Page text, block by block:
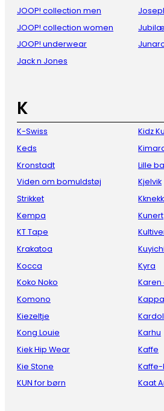
JOOP! collection men
JOOP! collection women
JOOP! underwear
Jack n Jones
K
K-Swiss
Keds
Kronstadt
Viden om bomuldstøj
Strikket
Kempa
KT Tape
Krakatoa
Kocca
Koko Noko
Komono
Kiezeltje
Kong Louie
Kiek Hip Wear
Kie Stone
KUN for børn
Kidz
Lille
Kjelvik
Kunert
Kuyichi
Kyra
Karen
Kardol
Karhu
Kaffe
Kaffe-
Kaat